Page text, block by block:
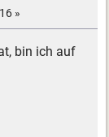
»
bin ich auf